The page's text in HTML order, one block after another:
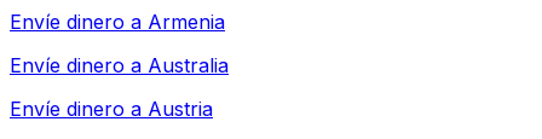
Envíe dinero a Armenia
Envíe dinero a Australia
Envíe dinero a Austria